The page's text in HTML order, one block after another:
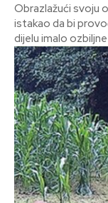
Obrazlažući svoju
istakao da bi
dijelu imalo